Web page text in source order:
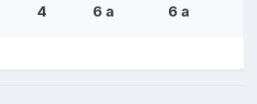
4 6 a 6 a